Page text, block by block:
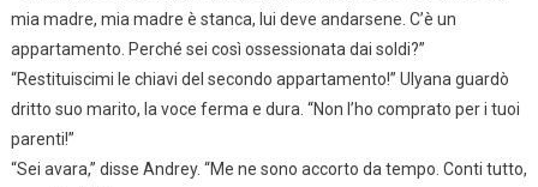
mia madre, mia madre è stanca, lui deve andarsene. C’è un
appartamento. Perché sei così ossessionata dai soldi?”
“Restituiscimi le chiavi del secondo appartamento!” Ulyana guardò
dritto suo marito, la voce ferma e dura. “Non l’ho comprato per i tuoi
parenti!”
“Sei avara,” disse Andrey. “Me ne sono accorto da tempo. Conti tutto,